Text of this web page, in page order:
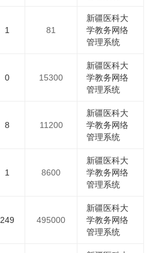
1 81
新疆医科大
学教务网络
管理系统
0 15300
新疆医科大
学教务网络
管理系统
8 11200
新疆医科大
学教务网络
管理系统
1 8600
新疆医科大
学教务网络
管理系统
249 495000
新疆医科大
学教务网络
管理系统